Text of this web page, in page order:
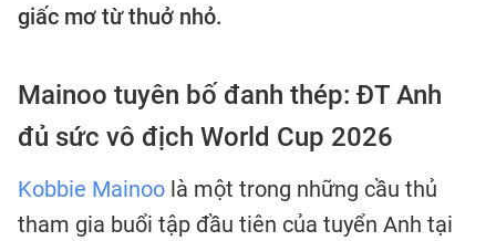
giấc mơ từ thuở nhỏ.
Mainoo tuyên bố đanh thép: ĐT Anh
đủ sức vô địch World Cup 2026
Kobbie Mainoo là một trong những cầu thủ
tham gia buổi tập đầu tiên của tuyển Anh tại